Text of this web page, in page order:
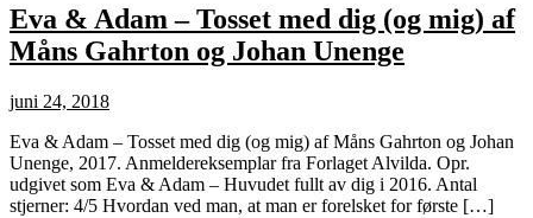
Eva & Adam – Tosset med dig (og mig) af
Måns Gahrton og Johan Unenge
juni 24, 2018
Eva & Adam – Tosset med dig (og mig) af Måns Gahrton og Johan
Unenge, 2017. Anmeldereksemplar fra Forlaget Alvilda. Opr.
udgivet som Eva & Adam – Huvudet fullt av dig i 2016. Antal
stjerner: 4/5 Hvordan ved man, at man er forelsket for første […]